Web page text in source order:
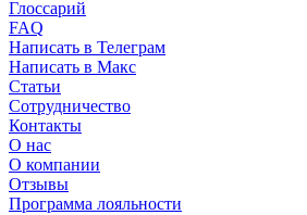
Глоссарий
FAQ
Написать в Телеграм
Написать в Макс
Статьи
Сотрудничество
Контакты
О нас
О компании
Отзывы
Программа лояльности